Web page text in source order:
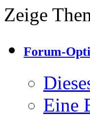
Zeige
Forum-
Eine